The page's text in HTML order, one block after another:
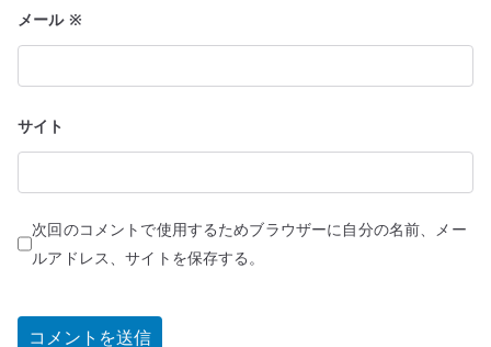
メール ※
サイト
次回のコメントで使用するためブラウザーに自分の名前、メー
ルアドレス、サイトを保存する。